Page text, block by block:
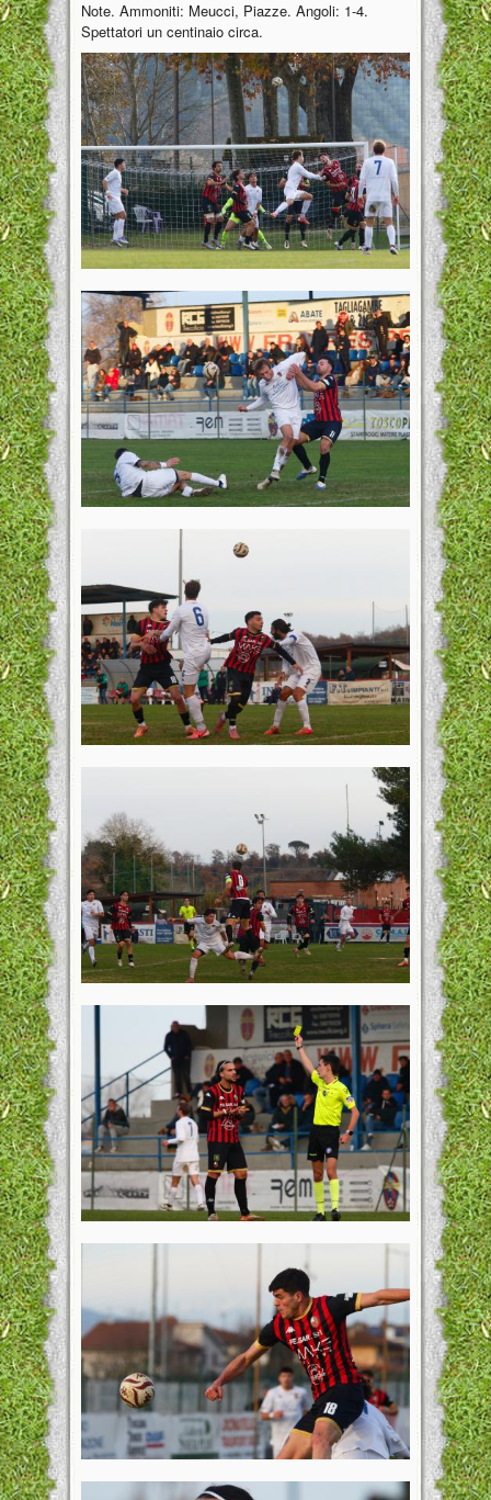
Note. Ammoniti: Meucci, Piazze. Angoli: 1-4.
Spettatori un centinaio circa.